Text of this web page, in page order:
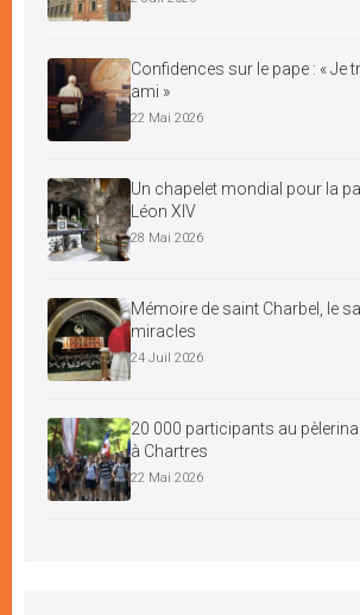
Confidences sur le pape : « Je
ami »
22 Mai 2026
Un chapelet mondial pour la
Léon XIV
28 Mai 2026
Mémoire de saint Charbel, le
miracles
24 Juil 2026
20 000 participants au
à Chartres
22 Mai 2026